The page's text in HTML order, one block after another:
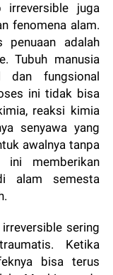
irreversible juga
fenomena alam.
penuaan adalah
Tubuh manusia
dan fungsional
ini tidak bisa
reaksi kimia
senyawa yang
awalnya tanpa
ini memberikan
alam semesta
sering
Ketika
bisa terus